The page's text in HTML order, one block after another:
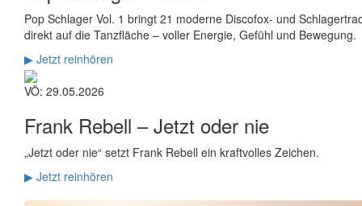
Pop Schlager Vol. 1 bringt 21 moderne Discofox- und
direkt auf die Tanzfläche – voller Energie, Gefühl und Bewegung.
▶ Jetzt reinhören
VÖ: 29.05.2026
Frank Rebell –Jetzt oder nie
„Jetzt oder nie“ setzt Frank Rebell ein kraftvolles Zeichen.
▶ Jetzt reinhören